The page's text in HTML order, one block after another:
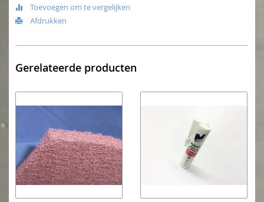
Toevoegen om te vergelijken
Afdrukken
Gerelateerde producten